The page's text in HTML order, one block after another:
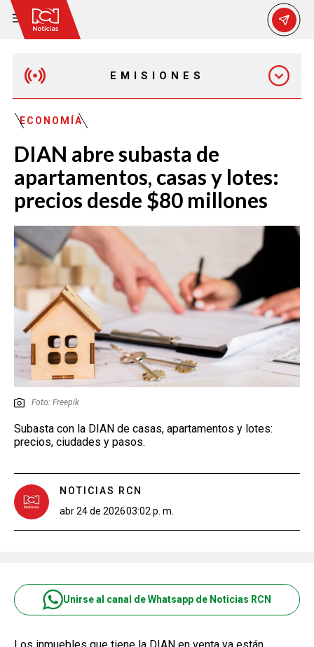
EMISIONES
EMISIÓN 12:30 PM
EMISIÓN 7:00 PM
EMISIÓN 11:30 PM
ECONOMÍA
DIAN abre subasta de
apartamentos, casas y lotes:
precios desde $80 millones
Foto: Freepik
Subasta con la DIAN de casas, apartamentos y lotes:
precios, ciudades y pasos.
NOTICIAS RCN
abr 24 de 202603:02 p. m.
Unirse al canal de Whatsapp de Noticias RCN
Los inmuebles que tiene la DIAN en venta ya están